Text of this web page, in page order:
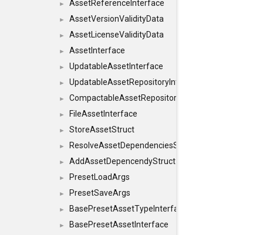
► AssetReferenceInterface
► AssetVersionValidityData
► AssetLicenseValidityData
► AssetInterface
► UpdatableAssetInterface
► UpdatableAssetRepositoryInterface
► CompactableAssetRepositoryInterface
► FileAssetInterface
► StoreAssetStruct
► ResolveAssetDependenciesStruct
► AddAssetDepencendyStruct
► PresetLoadArgs
► PresetSaveArgs
► BasePresetAssetTypeInterface
► BasePresetAssetInterface